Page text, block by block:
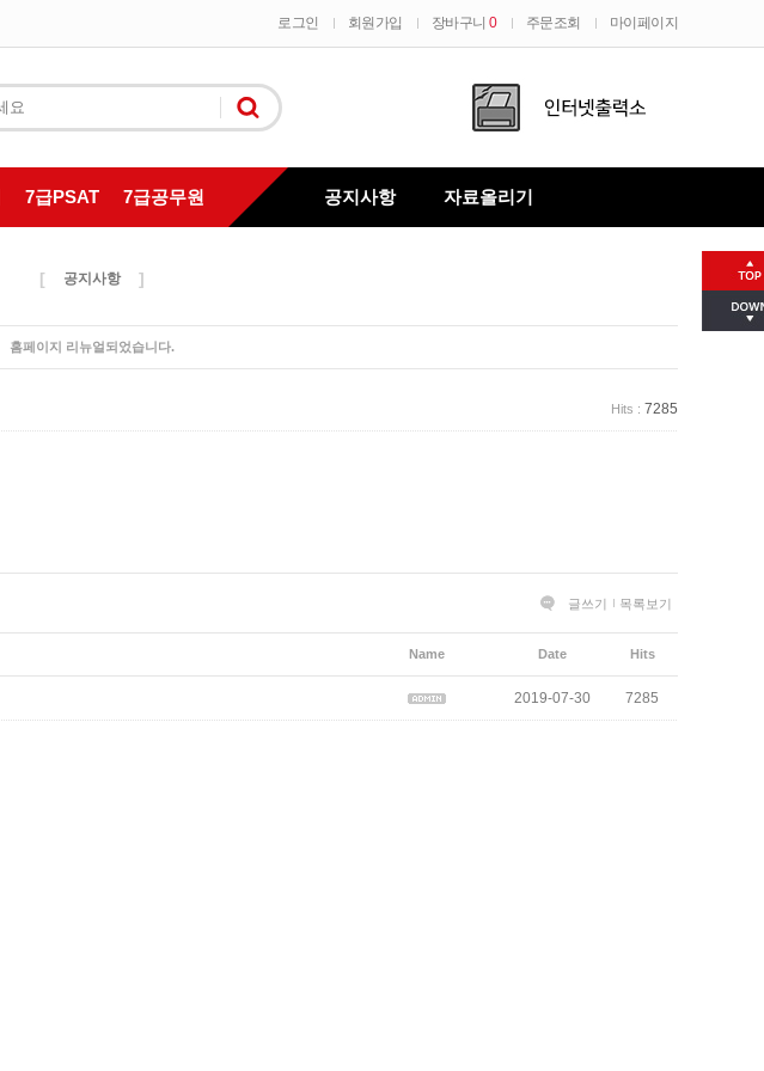
로그인 회원가입 장바구니 0 주문조회 마이페이지
7급PSAT 7급공무원 공지사항 자료올리기
[ 공지사항 ]
홈페이지 리뉴얼되었습니다.
Hits : 7285
글쓰기 목록보기
Name Date Hits
2019-07-30 7285